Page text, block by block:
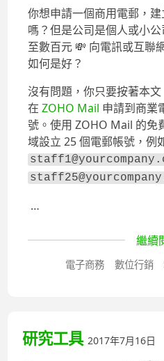
你想申請一個商用電郵，
嗎？但是公司是個人或小
至數百元 💸 向電訊或互聯
如何是好？
沒有問題，你只要按著本
在ZOHO Mail 申請到商業
號。使用 ZOHO Mail 的免
域設立 25 個電郵帳號，例
…
繼續
電子商務 數位行銷
研究工具 2017年7月16日